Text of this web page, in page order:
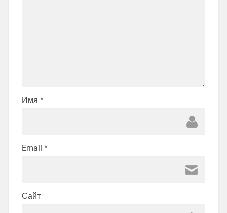
Имя *
Email *
Сайт